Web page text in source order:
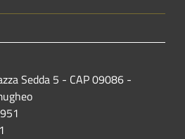
Sedda 5 - CAP 09086 -